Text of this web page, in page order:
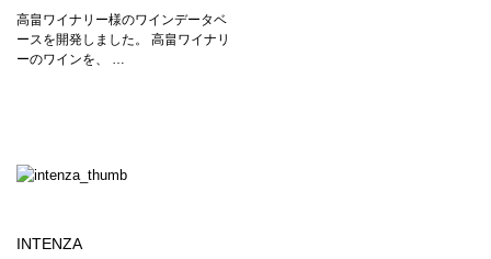
高畠ワイナリー様のワインデータベ
ースを開発しました。 高畠ワイナリ
ーのワインを、 …
INTENZA